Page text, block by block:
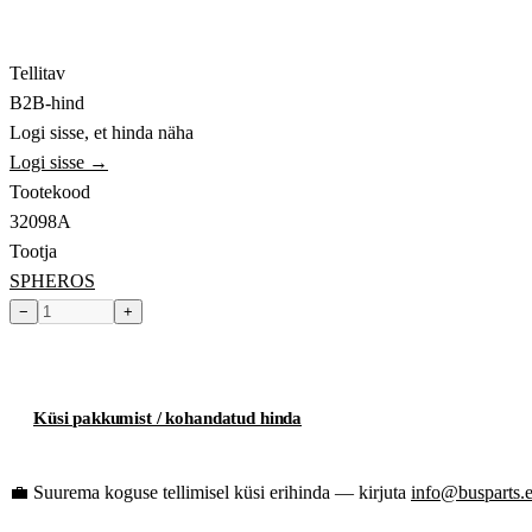
Tellitav
B2B-hind
Logi sisse, et hinda näha
Logi sisse →
Tootekood
32098A
Tootja
SPHEROS
− +
Küsi pakkumist / kohandatud hinda
💼 Suurema koguse tellimisel küsi erihinda — kirjuta